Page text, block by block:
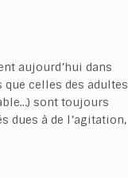
aujourd’hui dans
celles des adultes
sont toujours
dues à de l’agitation,